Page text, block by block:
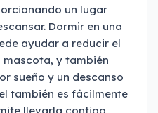
un lugar
Dormir en una
ayudar a reducir el
mascota, y también
sueño y un descanso
también es fácilmente